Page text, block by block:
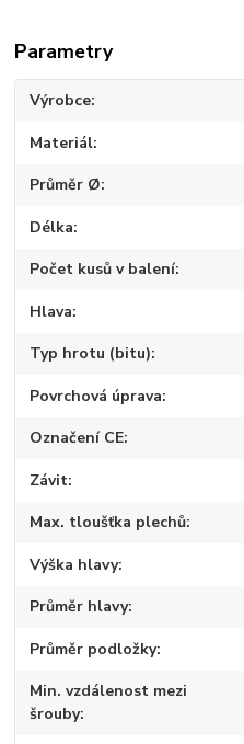
Parametry
Výrobce
Materiál
Průměr Ø
Délka
Počet kusů v balení
Hlava
Typ hrotu (bitu)
Povrchová úprava
Označení CE
Závit
Max. tloušťka plechů
Výška hlavy
Průměr hlavy
Průměr podložky
Min. vzdálenost mezi
šrouby